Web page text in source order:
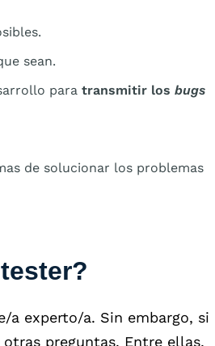
sean.
para transmitir los bugs
de solucionar los problemas
a experto/a. Sin embargo, si
preguntas. Entre ellas,